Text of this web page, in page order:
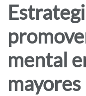
mental
mayores